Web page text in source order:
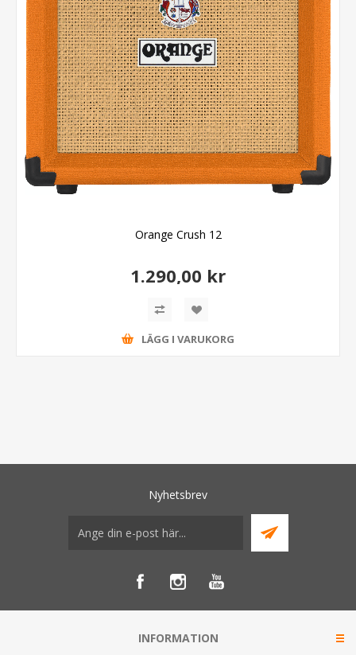
Orange Crush 12
1.290,00 kr
LÄGG I VARUKORG
Nyhetsbrev
INFORMATION